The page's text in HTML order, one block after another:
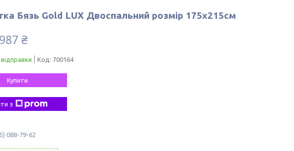
Бязь Gold LUX Двоспальний розмір 175х215см
987 ₴
Код: 700164
Купити
з
088-79-62